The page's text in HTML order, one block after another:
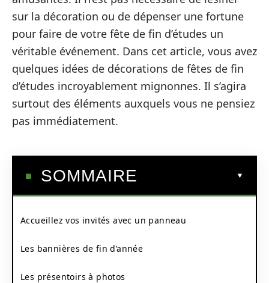
sur la décoration ou de dépenser une fortune
pour faire de votre fête de fin d’études un
véritable événement. Dans cet article, vous avez
quelques idées de décorations de fêtes de fin
d’études incroyablement mignonnes. Il s’agira
surtout des éléments auxquels vous ne pensiez
pas immédiatement.
SOMMAIRE
Accueillez vos invités avec un panneau
Les bannières de fin d’année
Les présentoirs à photos